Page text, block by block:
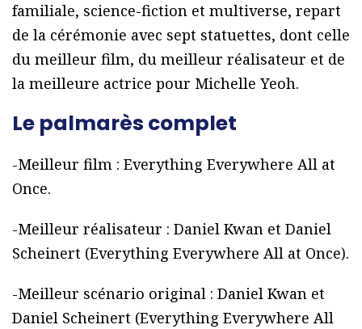
familiale, science-fiction et multiverse, repart
de la cérémonie avec sept statuettes, dont celle
du meilleur film, du meilleur réalisateur et de
la meilleure actrice pour Michelle Yeoh.
Le palmarès complet
-Meilleur film : Everything Everywhere All at
Once.
-Meilleur réalisateur : Daniel Kwan et Daniel
Scheinert (Everything Everywhere All at Once).
-Meilleur scénario original : Daniel Kwan et
Daniel Scheinert (Everything Everywhere All